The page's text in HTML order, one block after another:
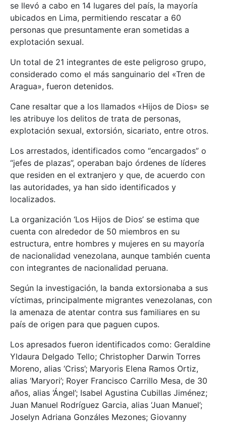
se llevó a cabo en 14 lugares del país, la mayoría
ubicados en Lima, permitiendo rescatar a 60
personas que presuntamente eran sometidas a
explotación sexual.
Un total de 21 integrantes de este peligroso grupo,
considerado como el más sanguinario del «Tren de
Aragua», fueron detenidos.
Cane resaltar que a los llamados «Hijos de Dios» se
les atribuye los delitos de trata de personas,
explotación sexual, extorsión, sicariato, entre otros.
Los arrestados, identificados como “encargados” o
“jefes de plazas”, operaban bajo órdenes de líderes
que residen en el extranjero y que, de acuerdo con
las autoridades, ya han sido identificados y
localizados.
La organización ‘Los Hijos de Dios’ se estima que
cuenta con alrededor de 50 miembros en su
estructura, entre hombres y mujeres en su mayoría
de nacionalidad venezolana, aunque también cuenta
con integrantes de nacionalidad peruana.
Según la investigación, la banda extorsionaba a sus
víctimas, principalmente migrantes venezolanas, con
la amenaza de atentar contra sus familiares en su
país de origen para que paguen cupos.
Los apresados fueron identificados como: Geraldine
Yldaura Delgado Tello; Christopher Darwin Torres
Moreno, alias ‘Criss’; Maryoris Elena Ramos Ortiz,
alias ‘Maryori’; Royer Francisco Carrillo Mesa, de 30
años, alias ‘Ángel’; Isabel Agustina Cubillas Jiménez;
Juan Manuel Rodríguez Garcia, alias ‘Juan Manuel’;
Joselyn Adriana Gonzáles Mezones; Giovanny